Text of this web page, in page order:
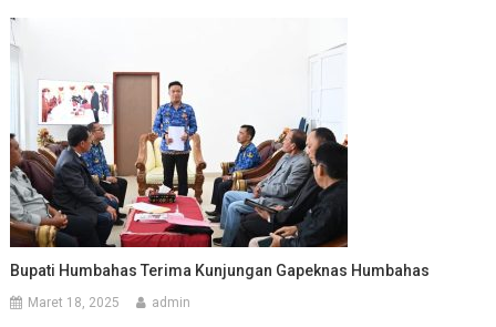
Bupati Humbahas Terima Kunjungan Gapeknas Humbahas
Maret 18, 2025 admin